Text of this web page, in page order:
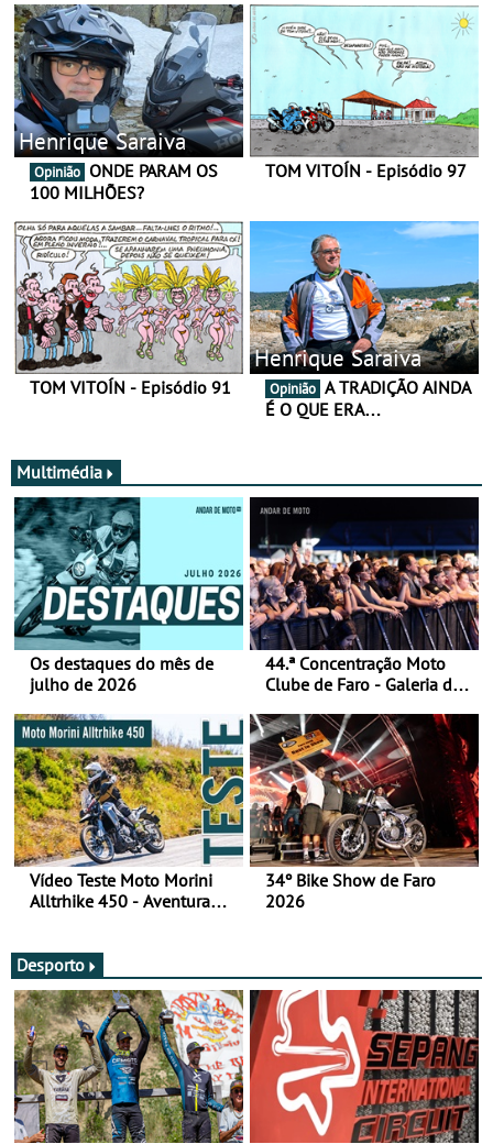
Henrique Saraiva
Opinião
100 MILHÕES?
TOM VITOÍN - Episódio 97
TOM VITOÍN - Episódio 91
Henrique Saraiva
Opinião
É O QUE ERA…
Multimédia
Os destaques do mês de
julho de 2026
44.ª Concentração Moto
Clube de Faro - Galeria de
Vídeo Teste Moto Morini
Alltrhike 450 - Aventura
34º Bike Show de Faro
2026
Desporto